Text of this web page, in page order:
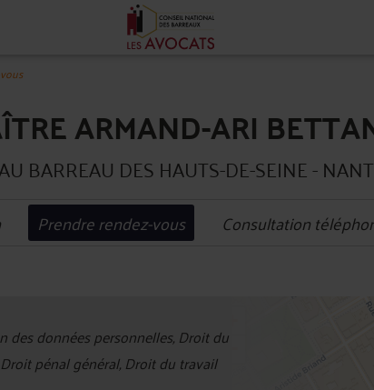
ARMAND-ARI
BARREAU DES HAUTS-DE-SEINE -
Prendre rendez-vous Consultation
des données personnelles, Droit du
pénal général, Droit du travail
−